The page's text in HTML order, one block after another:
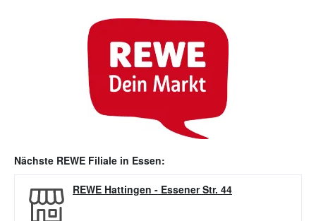
Nächste REWE Filiale in Essen:
REWE Hattingen - Essener Str. 44